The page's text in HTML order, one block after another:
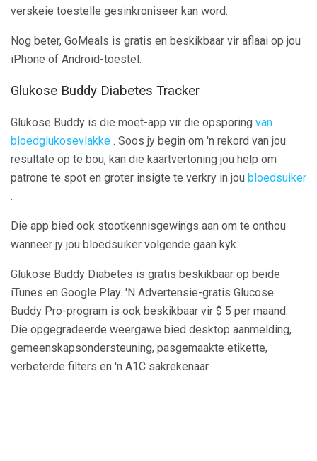
verskeie toestelle gesinkroniseer kan word.
Nog beter, GoMeals is gratis en beskikbaar vir aflaai op jou
iPhone of Android-toestel.
Glukose Buddy Diabetes Tracker
Glukose Buddy is die moet-app vir die opsporing van
bloedglukosevlakke . Soos jy begin om 'n rekord van jou
resultate op te bou, kan die kaartvertoning jou help om
patrone te spot en groter insigte te verkry in jou bloedsuiker
.
Die app bied ook stootkennisgewings aan om te onthou
wanneer jy jou bloedsuiker volgende gaan kyk.
Glukose Buddy Diabetes is gratis beskikbaar op beide
iTunes en Google Play. 'N Advertensie-gratis Glucose
Buddy Pro-program is ook beskikbaar vir $ 5 per maand.
Die opgegradeerde weergawe bied desktop aanmelding,
gemeenskapsondersteuning, pasgemaakte etikette,
verbeterde filters en 'n A1C sakrekenaar.